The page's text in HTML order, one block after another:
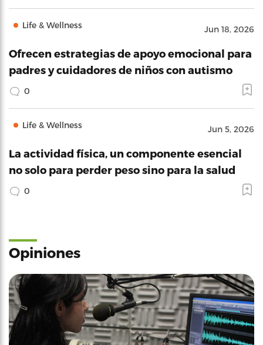
Life & Wellness Jun 18, 2026
Ofrecen estrategias de apoyo emocional para
padres y cuidadores de niños con autismo
0
Life & Wellness Jun 5, 2026
La actividad física, un componente esencial
no solo para perder peso sino para la salud
0
Opiniones